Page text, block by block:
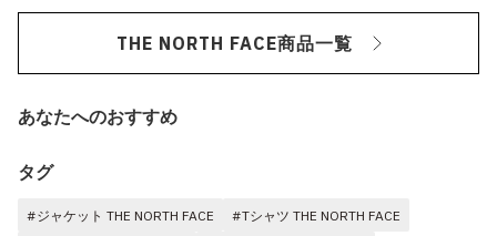
THE NORTH FACE商品一覧
あなたへのおすすめ
タグ
#ジャケット THE NORTH FACE
#Tシャツ THE NORTH FACE